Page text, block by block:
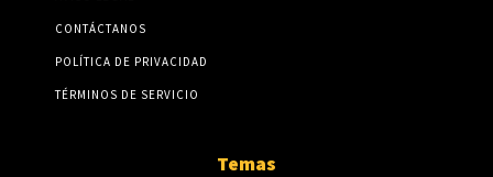
CONTÁCTANOS
POLÍTICA DE PRIVACIDAD
TÉRMINOS DE SERVICIO
Temas